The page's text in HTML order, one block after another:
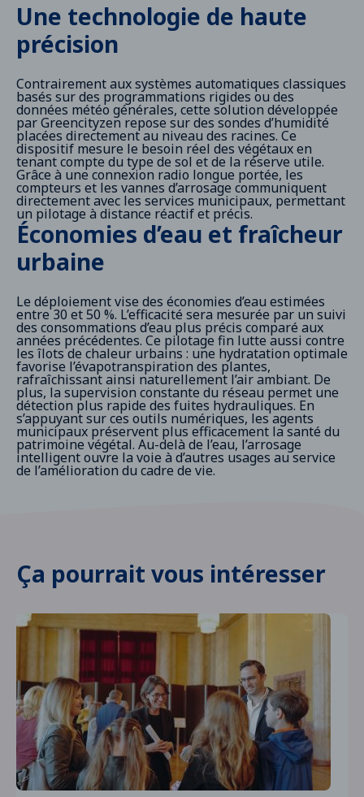
Une technologie de haute
précision
Contrairement aux systèmes automatiques classiques
basés sur des programmations rigides ou des
données météo générales, cette solution développée
par Greencityzen repose sur des sondes d’humidité
placées directement au niveau des racines. Ce
dispositif mesure le besoin réel des végétaux en
tenant compte du type de sol et de la réserve utile.
Grâce à une connexion radio longue portée, les
compteurs et les vannes d’arrosage communiquent
directement avec les services municipaux, permettant
un pilotage à distance réactif et précis.
Économies d’eau et fraîcheur
urbaine
Le déploiement vise des économies d’eau estimées
entre 30 et 50 %. L’efficacité sera mesurée par un suivi
des consommations d’eau plus précis comparé aux
années précédentes. Ce pilotage fin lutte aussi contre
les îlots de chaleur urbains : une hydratation optimale
favorise l’évapotranspiration des plantes,
rafraîchissant ainsi naturellement l’air ambiant. De
plus, la supervision constante du réseau permet une
détection plus rapide des fuites hydrauliques. En
s’appuyant sur ces outils numériques, les agents
municipaux préservent plus efficacement la santé du
patrimoine végétal. Au-delà de l’eau, l’arrosage
intelligent ouvre la voie à d’autres usages au service
de l’amélioration du cadre de vie.
Ça pourrait vous intéresser